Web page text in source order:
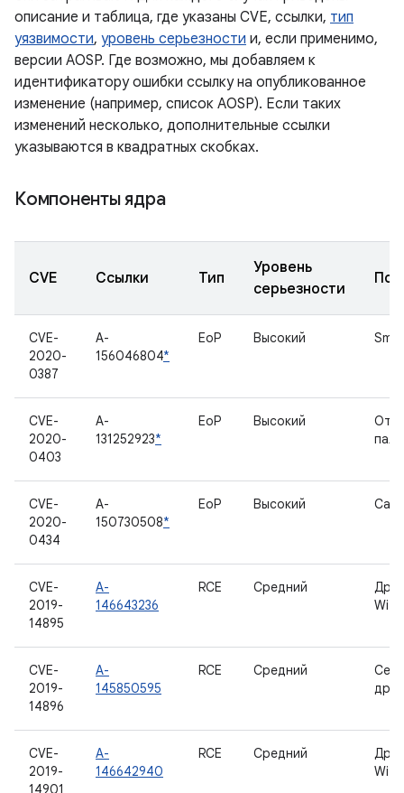
описание и таблица, где указаны CVE, ссылки, тип
уязвимости, уровень серьезности и, если применимо,
версии AOSP. Где возможно, мы добавляем к
идентификатору ошибки ссылку на опубликованное
изменение (например, список AOSP). Если таких
изменений несколько, дополнительные ссылки
указываются в квадратных скобках.
Компоненты ядра
CVE Ссылки Тип
Уровень
серьезности
CVE-
2020-
0387
A-
156046804*
EoP Высокий
CVE-
2020-
0403
A-
131252923*
EoP Высокий
CVE-
2020-
0434
A-
150730508*
EoP Высокий
CVE-
2019-
14895
A-
146643236
RCE Средний
Wi-
CVE-
2019-
14896
A-
145850595
RCE Средний
CVE-
2019-
14901
A-
146642940
RCE Средний
Wi-